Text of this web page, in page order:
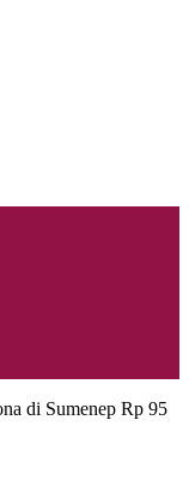
di Sumenep Rp 95